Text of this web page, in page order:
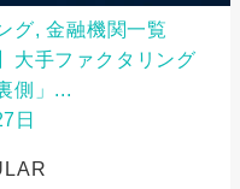
グ, 金融機関一覧
大手ファクタリング
側」...
日